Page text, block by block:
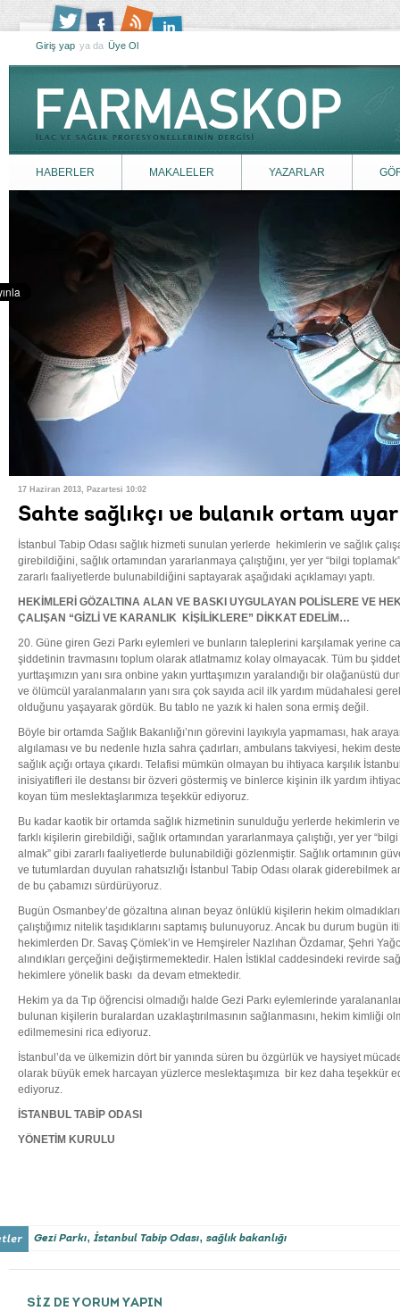
Giriş yap ya da Üye Ol
HABERLER MAKALELER YAZARLAR
17 Haziran 2013, Pazartesi 10:02
Sahte sağlıkçı ve bulanık ortam
İstanbul Tabip Odası sağlık hizmeti sunulan yerlerde hekimlerin ve sağlık
girebildiğini, sağlık ortamından yararlanmaya çalıştığını, yer yer “bilgi
zararlı faaliyetlerde bulunabildiğini saptayarak aşağıdaki açıklamayı yaptı.
HEKİMLERİ GÖZALTINA ALAN VE BASKI UYGULAYAN POLİSLERE VE
ÇALIŞAN “GİZLİ VE KARANLIK KİŞİLİKLERE” DİKKAT EDELİM…
20. Güne giren Gezi Parkı eylemleri ve bunların taleplerini karşılamak yerine
şiddetinin travmasını toplum olarak atlatmamız kolay olmayacak. Tüm bu
yurttaşımızın yanı sıra onbine yakın yurttaşımızın yaralandığı bir olağanüstü
ve ölümcül yaralanmaların yanı sıra çok sayıda acil ilk yardım müdahalesi
olduğunu yaşayarak gördük. Bu tablo ne yazık ki halen sona ermiş değil.
Böyle bir ortamda Sağlık Bakanlığı’nın görevini layıkıyla yapmaması, hak
algılaması ve bu nedenle hızla sahra çadırları, ambulans takviyesi, hekim
sağlık açığı ortaya çıkardı. Telafisi mümkün olmayan bu ihtiyaca karşılık
inisiyatifleri ile destansı bir özveri göstermiş ve binlerce kişinin ilk yardım
koyan tüm meslektaşlarımıza teşekkür ediyoruz.
Bu kadar kaotik bir ortamda sağlık hizmetinin sunulduğu yerlerde hekimlerin ve
farklı kişilerin girebildiği, sağlık ortamından yararlanmaya çalıştığı, yer yer
almak” gibi zararlı faaliyetlerde bulunabildiği gözlenmiştir. Sağlık ortamının
ve tutumlardan duyulan rahatsızlığı İstanbul Tabip Odası olarak giderebilmek
de bu çabamızı sürdürüyoruz.
Bugün Osmanbey’de gözaltına alınan beyaz önlüklü kişilerin hekim
çalıştığımız nitelik taşıdıklarını saptamış bulunuyoruz. Ancak bu durum
hekimlerden Dr. Savaş Çömlek’in ve Hemşireler Nazlıhan Özdamar, Şehri
alındıkları gerçeğini değiştirmemektedir. Halen İstiklal caddesindeki revirde
hekimlere yönelik baskı da devam etmektedir.
Hekim ya da Tıp öğrencisi olmadığı halde Gezi Parkı eylemlerinde
bulunan kişilerin buralardan uzaklaştırılmasının sağlanmasını, hekim kimliği
edilmemesini rica ediyoruz.
İstanbul’da ve ülkemizin dört bir yanında süren bu özgürlük ve haysiyet
olarak büyük emek harcayan yüzlerce meslektaşımıza bir kez daha teşekkür
ediyoruz.
İSTANBUL TABİP ODASI
YÖNETİM KURULU
Gezi Parkı, İstanbul Tabip Odası, sağlık bakanlığı
SİZ DE YORUM YAPIN